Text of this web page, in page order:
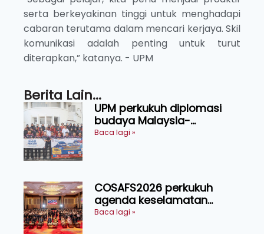
serta berkeyakinan tinggi untuk menghadapi
cabaran terutama dalam mencari kerjaya. Skil
komunikasi adalah penting untuk turut
diterapkan,” katanya. - UPM
Berita Lain...
UPM perkukuh diplomasi
budaya Malaysia-
Indonesia melalui Narasi
Baca lagi »
COSAFS2026 perkukuh
agenda keselamatan
makanan, AgriHub pacu
Baca lagi »